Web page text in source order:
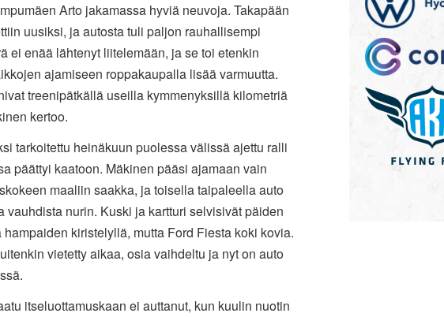
Arto jakamassa hyviä neuvoja. Takapään
uusiksi, ja autosta tuli paljon rauhallisempi
ei enää lähtenyt liitelemään, ja se toi etenkin
ajamiseen roppakaupalla lisää varmuutta.
treenipätkällä useilla kymmenyksillä kilometriä
kertoo.
tarkoitettu heinäkuun puolessa välissä ajettu ralli
päättyi kaatoon. Mäkinen pääsi ajamaan vain
maaliin saakka, ja toisella taipaleella auto
vauhdista nurin. Kuski ja kartturi selvisivät päiden
kiristelyllä, mutta Ford Fiesta koki kovia.
vietetty aikaa, osia vaihdeltu ja nyt on auto
itseluottamuskaan ei auttanut, kun kuulin nuotin